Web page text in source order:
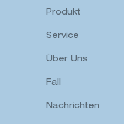
Produkt
Service
Über Uns
Fall
Nachrichten